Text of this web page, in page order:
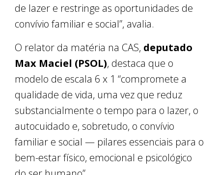
de lazer e restringe as oportunidades de
convívio familiar e social”, avalia.
O relator da matéria na CAS, deputado
Max Maciel (PSOL), destaca que o
modelo de escala 6 x 1 “compromete a
qualidade de vida, uma vez que reduz
substancialmente o tempo para o lazer, o
autocuidado e, sobretudo, o convívio
familiar e social — pilares essenciais para o
bem-estar físico, emocional e psicológico